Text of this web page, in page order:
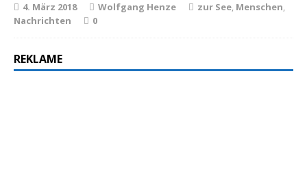
4. März 2018 Wolfgang Henze zur See, Menschen,
Nachrichten
0
REKLAME